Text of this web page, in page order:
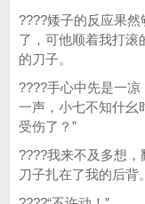
????矮子的反应果
了，可他顺着我打滚
的刀子。
????手心中先是一
一声，小七不知什幺
受伤了？”
????我来不及多想
刀子扎在了我的后背。